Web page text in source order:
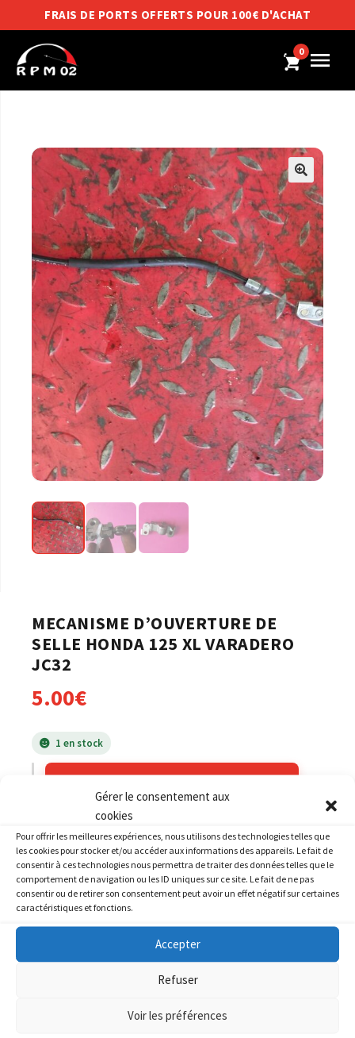
Gérer le consentement aux
cookies
Pour offrir les meilleures expériences, nous utilisons des technologies telles que
les cookies pour stocker et/ou accéder aux informations des appareils. Le fait de
consentir à ces technologies nous permettra de traiter des données telles que le
comportement de navigation ou les ID uniques sur ce site. Le fait de ne pas
consentir ou de retirer son consentement peut avoir un effet négatif sur certaines
caractéristiques et fonctions.
Accepter
Refuser
Voir les préférences
FRAIS DE PORTS OFFERTS POUR 100€ D'ACHAT
0
MECANISME D’OUVERTURE DE
SELLE HONDA 125 XL VARADERO
JC32
5.00€
1 en stock
Catégories :HONDA,HONDA 125 XL Varadero
PRODUITS SIMILAIRES